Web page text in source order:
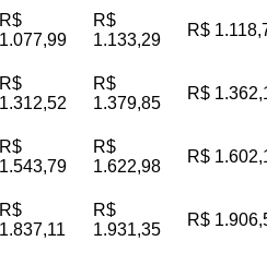
R$
1.077,99
R$
1.133,29
R$
R$
1.312,52
R$
1.379,85
R$
R$
1.543,79
R$
1.622,98
R$
R$
1.837,11
R$
1.931,35
R$